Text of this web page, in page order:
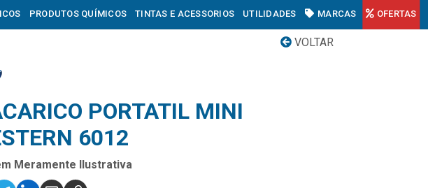
PRODUTOS QUÍMICOS TINTAS E ACESSORIOS UTILIDADES MARCAS OFERTAS
VOLTAR
PORTATIL MINI
6012
Meramente Ilustrativa